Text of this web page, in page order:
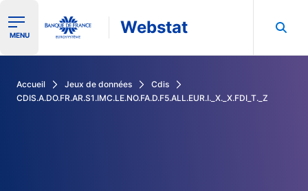
Ouvrir le menu de navigation
MENU Webstat
Accueil Jeux de données
Cdis
CDIS.A.DO.FR.AR.S1.IMC.LE.NO.FA.D.F5.ALL.EUR.I._X._X.FDI_T._Z